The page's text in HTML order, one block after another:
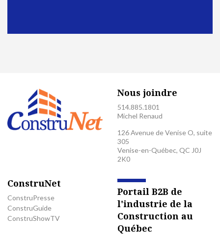
Nous joindre
514.885.1801
Michel Renaud
126 Avenue de Venise O, suite
305
Venise-en-Québec, QC J0J
2K0
ConstruNet
ConstruPresse
ConstruGuide
ConstruShowTV
Portail B2B de
l'industrie de la
Construction au
Québec